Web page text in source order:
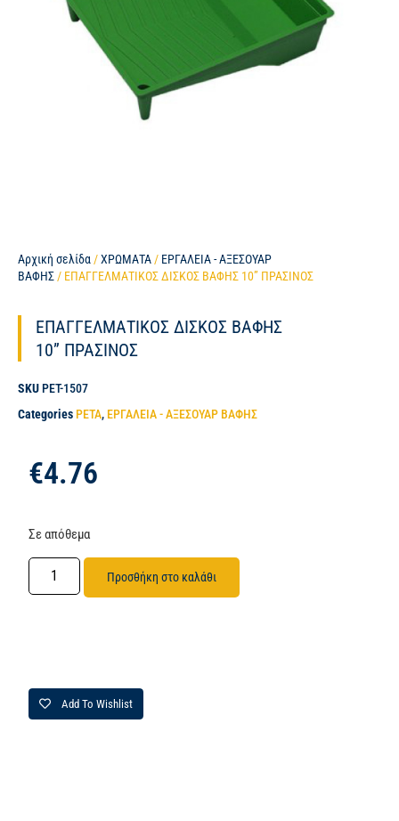
Αρχική σελίδα /ΧΡΩΜΑΤΑ / ΕΡΓΑΛΕΙΑ - ΑΞΕΣΟΥΑΡ
ΒΑΦΗΣ / ΕΠΑΓΓΕΛΜΑΤΙΚΟΣ ΔΙΣΚΟΣ ΒΑΦΗΣ 10” ΠΡΑΣΙΝΟΣ
ΕΠΑΓΓΕΛΜΑΤΙΚΟΣ ΔΙΣΚΟΣ ΒΑΦΗΣ
10” ΠΡΑΣΙΝΟΣ
SKU PET-1507
Categories PETA, ΕΡΓΑΛΕΙΑ - ΑΞΕΣΟΥΑΡ ΒΑΦΗΣ
€4.76
Σε απόθεμα
Προσθήκη στο καλάθι
Add To Wishlist